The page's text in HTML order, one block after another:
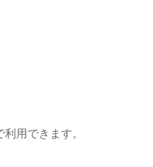
用できます。